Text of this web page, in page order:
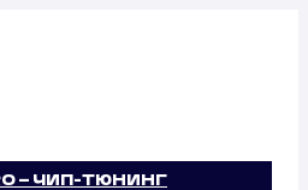
— ЧИП-ТЮНИНГ